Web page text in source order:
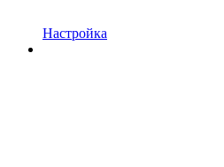
Настройка